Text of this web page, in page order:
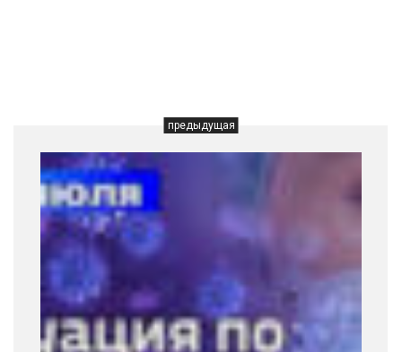
предыдущая